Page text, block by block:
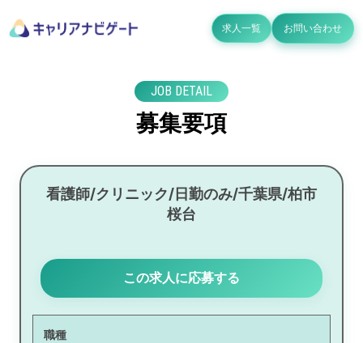
求人一覧 お問い合わせ
JOB DETAIL
募集要項
看護師/クリニック/日勤のみ/千葉県/柏市
桜台
この求人に応募する
職種